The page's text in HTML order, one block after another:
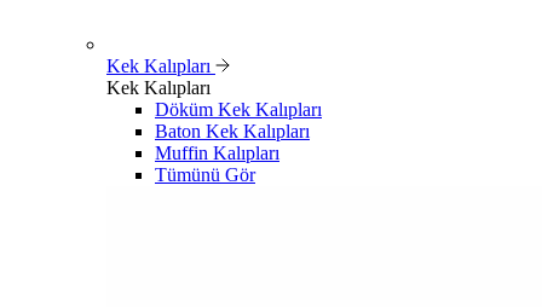
Kek Kalıpları
Kek Kalıpları
Döküm Kek Kalıpları
Baton Kek Kalıpları
Muffin Kalıpları
Tümünü Gör